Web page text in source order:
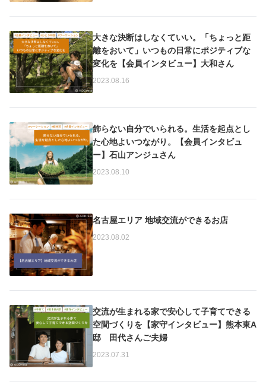
大きな決断はしなくていい。「ちょっと距
離をおいて」いつもの日常にポジティブな
変化を【会員インタビュー】大和さん
2023.08.16
飾らない自分でいられる。生活を起点とし
た心地よいつながり。【会員インタビュ
ー】石山アンジュさん
2023.08.10
名古屋エリア 地域交流ができるお店
2023.08.02
交流が生まれる家で安心して子育てできる
空間づくりを【家守インタビュー】熊本東A
邸 田代さんご夫婦
2023.07.31